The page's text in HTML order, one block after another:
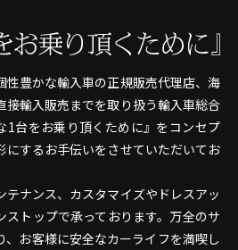
性豊かな輸入車の正規販売代理店、海
接輸入販売までを取り扱う輸入車総合
1台をお乗り頂くために』をコンセプ
にするお手伝いをさせていただいてお
ナンス、カスタマイズやドレスアッ
ストップで承っております。万全のサ
お客様に安全なカーライフを満喫し